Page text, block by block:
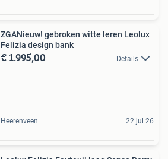
ZGANieuw! gebroken witte leren Leolux
Felizia design bank
€ 1.995,00 Details
Heerenveen 22 jul 26